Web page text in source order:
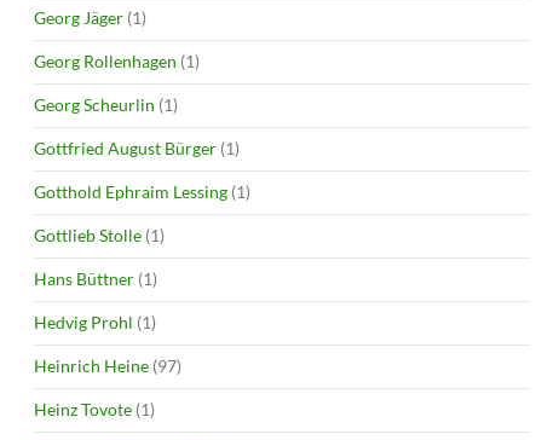
Georg Jäger (1)
Georg Rollenhagen (1)
Georg Scheurlin (1)
Gottfried August Bürger (1)
Gotthold Ephraim Lessing (1)
Gottlieb Stolle (1)
Hans Büttner (1)
Hedvig Prohl (1)
Heinrich Heine (97)
Heinz Tovote (1)